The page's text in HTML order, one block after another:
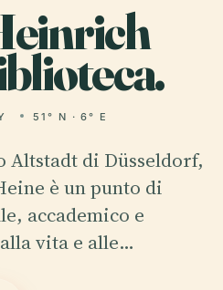
51° N · 6° E
Altstadt di Düsseldorf,
è un punto di
accademico e
vita e alle…